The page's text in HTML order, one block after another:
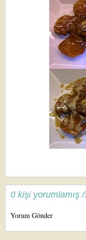
0 kişi yorumlamış
Yorum Gönder